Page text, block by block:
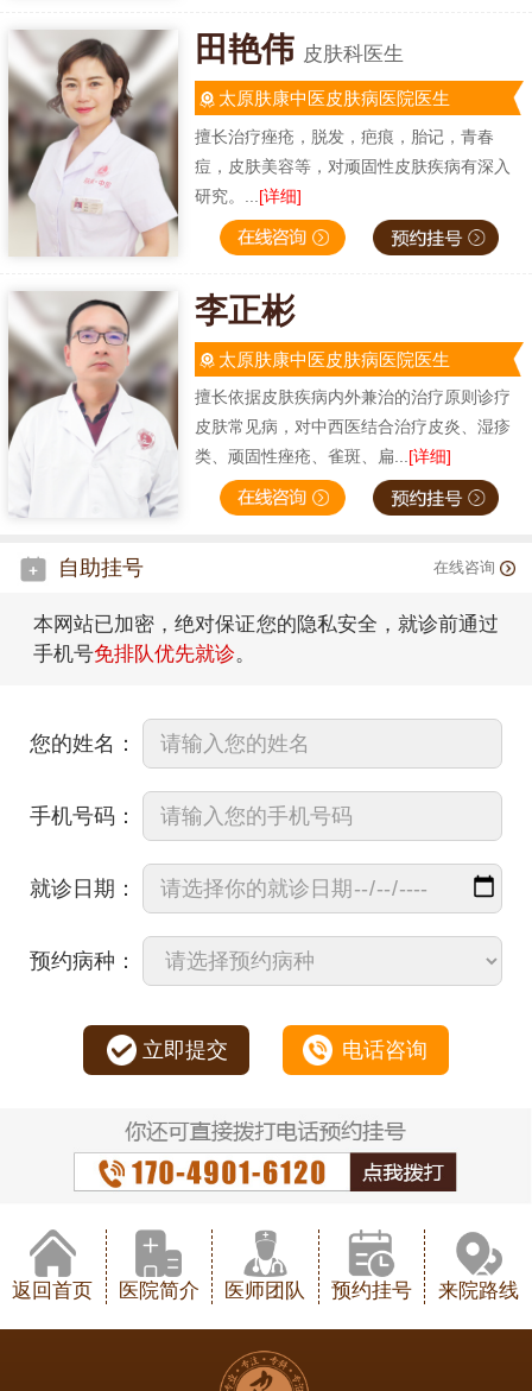
田艳伟 皮肤科医生
太原肤康中医皮肤病医院医生
擅长治疗痤疮，脱发，疤痕，胎记，青春
痘，皮肤美容等，对顽固性皮肤疾病有深入
研究。... [详细]
李正彬
太原肤康中医皮肤病医院医生
擅长依据皮肤疾病内外兼治的治疗原则诊疗
皮肤常见病，对中西医结合治疗皮炎、湿疹
类、顽固性痤疮、雀斑、扁...[详细]
自助挂号 在线咨询
本网站已加密，绝对保证您的隐私安全，就诊前通过
手机号免排队优先就诊。
您的姓名：
手机号码：
就诊日期：
预约病种：
立即提交 电话咨询
返回首页 医院简介 医师团队 预约挂号 来院路线